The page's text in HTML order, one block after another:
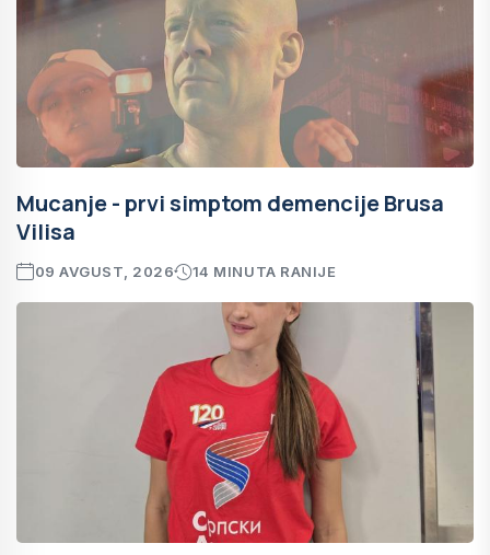
Mucanje - prvi simptom demencije Brusa
Vilisa
09 AVGUST, 2026 14 MINUTA RANIJE